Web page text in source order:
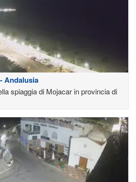
Andalusia
spiaggia di Mojacar in provincia di